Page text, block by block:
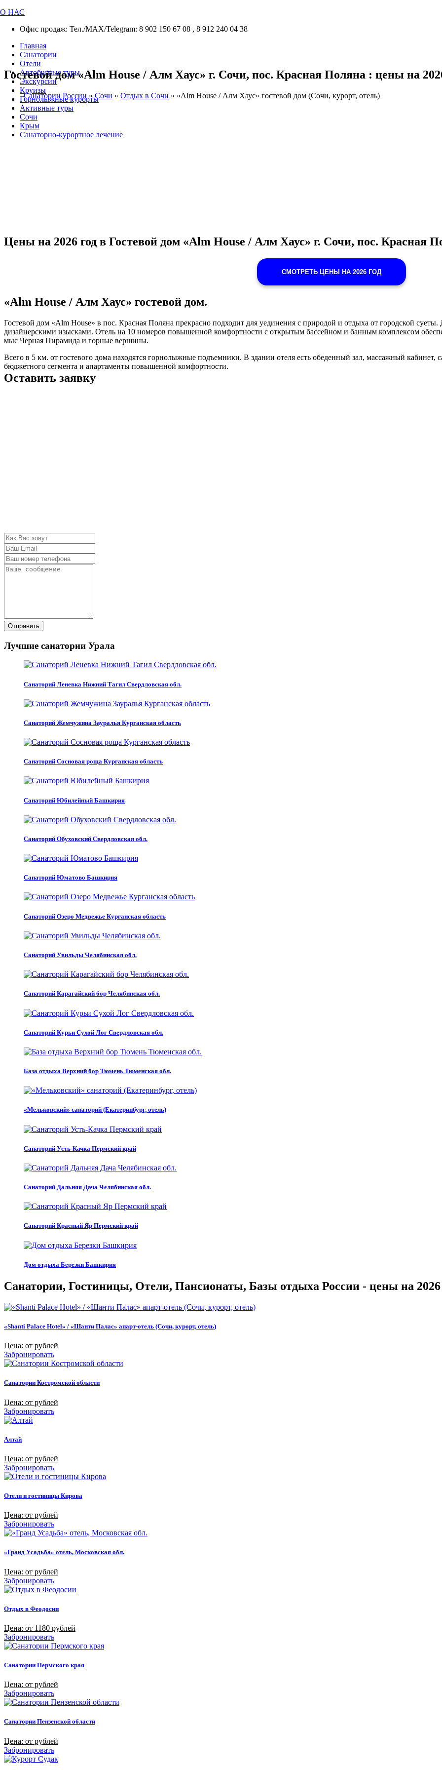
О НАС
Офис продаж: Тел./МАХ/Telegram: 8 902 150 67 08 , 8 912 240 04 38
Главная
Санатории
Отели
Автобусные туры
Экскурсии
Круизы
Горнолыжные курорты
Активные туры
Сочи
Крым
Санаторно-курортное лечение
Гостевой дом «Alm House / Алм Хаус» г. Сочи, пос. Красная Поляна : цены на
Санатории России » Сочи » Отдых в Сочи » «Alm House / Алм Хаус» гостевой дом (Сочи, курорт, отель)
Цены на 2026 год в Гостевой дом «Alm House / Алм Хаус» г. Сочи, пос. Красная
СМОТРЕТЬ ЦЕНЫ НА 2026 ГОД
«Alm House / Алм Хаус» гостевой дом.
Гостевой дом «Alm House» в пос. Красная Поляна прекрасно подходит для уединения с природой и отдыха от городской суеты.
дизайнерскими изысками. Отель на 10 номеров повышенной комфортности с открытым бассейном и банным комплексом
мыс Черная Пирамида и горные вершины.
Всего в 5 км. от гостевого дома находятся горнолыжные подъемники. В здании отеля есть обеденный зал, массажный кабинет,
бюджетного сегмента и апартаменты повышенной комфортности.
Оставить заявку
Отправить
Лучшие санатории Урала
Санаторий Леневка Нижний Тагил Свердловская обл.
Санаторий Жемчужина Зауралья Курганская область
Санаторий Сосновая роща Курганская область
Санаторий Юбилейный Башкирия
Санаторий Обуховский Свердловская обл.
Санаторий Юматово Башкирия
Санаторий Озеро Медвежье Курганская область
Санаторий Увильды Челябинская обл.
Санаторий Карагайский бор Челябинская обл.
Санаторий Курьи Сухой Лог Свердловская обл.
База отдыха Верхний бор Тюмень Тюменская обл.
«Мельковский» санаторий (Екатеринбург, отель)
Санаторий Усть-Качка Пермский край
Санаторий Дальняя Дача Челябинская обл.
Санаторий Красный Яр Пермский край
Дом отдыха Березки Башкирия
Санатории, Гостиницы, Отели, Пансионаты, Базы отдыха России - цены на 2026
«Shanti Palace Hotel» / «Шанти Палас» апарт-отель (Сочи, курорт, отель)
Цена: от рублей
Забронировать
Санатории Костромской области
Цена: от рублей
Забронировать
Алтай
Цена: от рублей
Забронировать
Отели и гостиницы Кирова
Цена: от рублей
Забронировать
«Гранд Усадьба» отель, Московская обл.
Цена: от рублей
Забронировать
Отдых в Феодосии
Цена: от 1180 рублей
Забронировать
Санатории Пермского края
Цена: от рублей
Забронировать
Санатории Пензенской области
Цена: от рублей
Забронировать